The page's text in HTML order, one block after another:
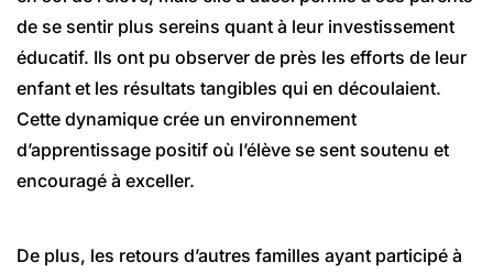
de se sentir plus sereins quant à leur investissement
éducatif. Ils ont pu observer de près les efforts de leur
enfant et les résultats tangibles qui en découlaient.
Cette dynamique crée un environnement
d’apprentissage positif où l’élève se sent soutenu et
encouragé à exceller.
De plus, les retours d’autres familles ayant participé à